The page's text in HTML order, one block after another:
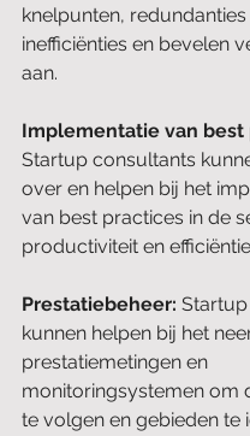
knelpunten, redundanties
inefficiënties en bevelen
aan.
Implementatie van best
Startup consultants
over en helpen bij het
van best practices in de
productiviteit en
Prestatiebeheer:
kunnen helpen bij het
prestatiemetingen en
monitoringsystemen om
te volgen en gebieden te